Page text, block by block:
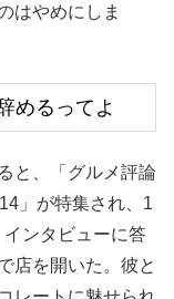
はやめにしま
めるってよ
と、「グルメ評論
」が特集され、1
ンタビューに答
店を開いた。彼と